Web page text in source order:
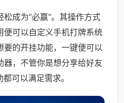
成为“必赢”。其操作方式
便可以自定义手机打牌系统
要的开挂功能，一键便可以
器，不管你是想分享给好友
可以满足需求。